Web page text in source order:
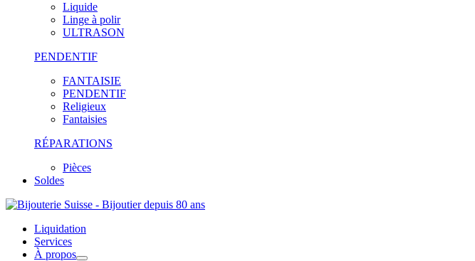
Liquide
Linge à polir
ULTRASON
PENDENTIF
FANTAISIE
PENDENTIF
Religieux
Fantaisies
RÉPARATIONS
Pièces
Soldes
Liquidation
Services
À propos